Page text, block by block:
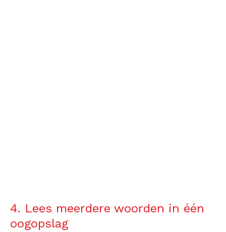
4. Lees meerdere woorden in één
oogopslag